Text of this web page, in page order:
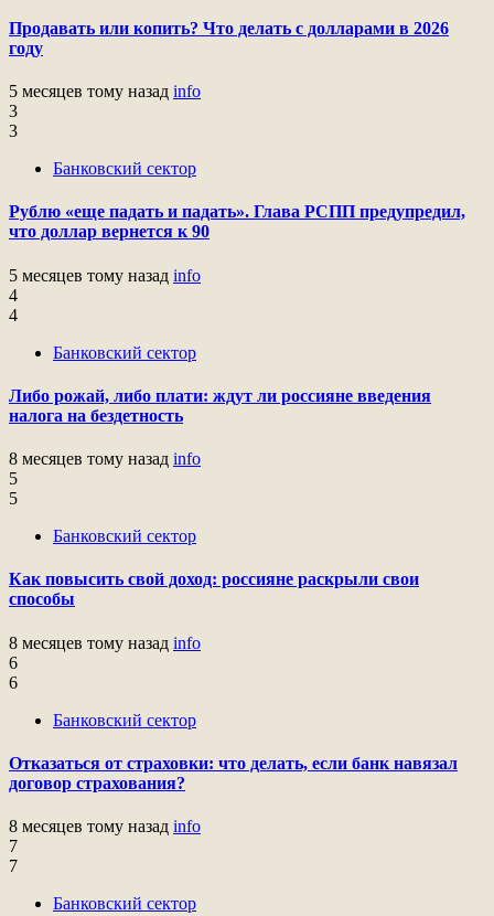
Продавать или копить? Что делать с долларами в 2026
году
5 месяцев тому назад info
3
3
Банковский сектор
Рублю «еще падать и падать». Глава РСПП предупредил,
что доллар вернется к 90
5 месяцев тому назад info
4
4
Банковский сектор
Либо рожай, либо плати: ждут ли россияне введения
налога на бездетность
8 месяцев тому назад info
5
5
Банковский сектор
Как повысить свой доход: россияне раскрыли свои
способы
8 месяцев тому назад info
6
6
Банковский сектор
Отказаться от страховки: что делать, если банк навязал
договор страхования?
8 месяцев тому назад info
7
7
Банковский сектор